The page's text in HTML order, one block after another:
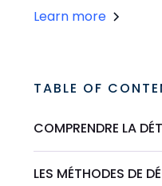
Learn more
TABLE OF
COMPRENDRE LA
LES MÉTHODES DE